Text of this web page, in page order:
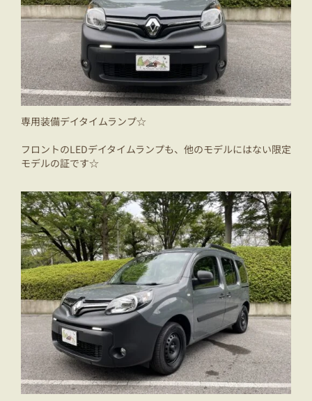
専用装備デイタイムランプ☆
フロントのLEDデイタイムランプも、他のモデルにはない限定
モデルの証です☆